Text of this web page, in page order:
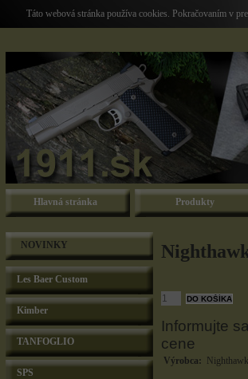
Táto webová stránka používa cookies. Pokračovaním v
Hlavná stránka Produkty
NOVINKY
Les Baer Custom
Kimber
TANFOGLIO
SPS
Informujte
cene
Výrobca: